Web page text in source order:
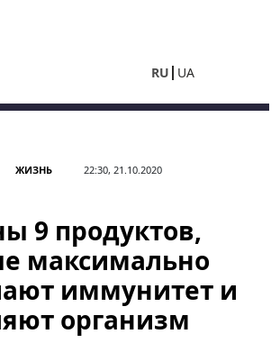
RU UA
ЖИЗНЬ 22:30, 21.10.2020
9 продуктов,
максимально
иммунитет и
организм